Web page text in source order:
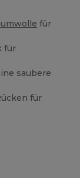
für
für
saubere
für